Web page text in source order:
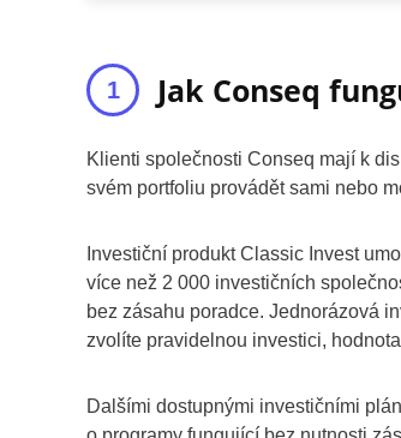
Jak Conseq
Klienti společnosti Conseq mají k
svém portfoliu provádět sami nebo
Investiční produkt Classic Invest
více než 2 000 investičních
bez zásahu poradce. Jednorázová
zvolíte pravidelnou investici,
Dalšími dostupnými investičními